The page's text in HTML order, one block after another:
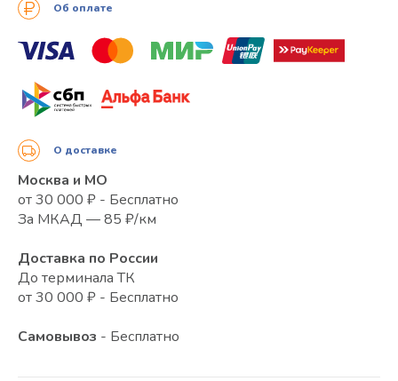
Об оплате
О доставке
Москва и МО
от 30 000 ₽ - Бесплатно
За МКАД — 85 ₽/км
Доставка по России
До терминала ТК
от 30 000 ₽ - Бесплатно
Самовывоз - Бесплатно